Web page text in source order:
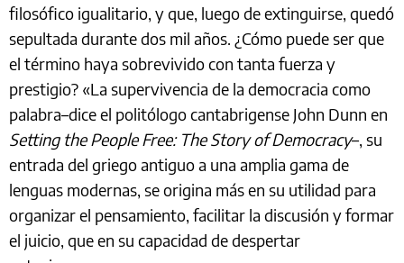
filosófico igualitario, y que, luego de extinguirse, quedó
sepultada durante dos mil años. ¿Cómo puede ser que
el término haya sobrevivido con tanta fuerza y
prestigio? «La supervivencia de la democracia como
palabra–dice el politólogo cantabrigense John Dunn en
Setting the People Free: The Story of Democracy–, su
entrada del griego antiguo a una amplia gama de
lenguas modernas, se origina más en su utilidad para
organizar el pensamiento, facilitar la discusión y formar
el juicio, que en su capacidad de despertar